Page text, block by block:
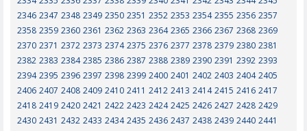
2346 2347 2348 2349 2350 2351 2352 2353 2354 2355 2356 2357
2358 2359 2360 2361 2362 2363 2364 2365 2366 2367 2368 2369
2370 2371 2372 2373 2374 2375 2376 2377 2378 2379 2380 2381
2382 2383 2384 2385 2386 2387 2388 2389 2390 2391 2392 2393
2394 2395 2396 2397 2398 2399 2400 2401 2402 2403 2404 2405
2406 2407 2408 2409 2410 2411 2412 2413 2414 2415 2416 2417
2418 2419 2420 2421 2422 2423 2424 2425 2426 2427 2428 2429
2430 2431 2432 2433 2434 2435 2436 2437 2438 2439 2440 2441